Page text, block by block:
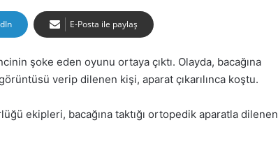
E-Posta ile paylaş
şoke eden oyunu ortaya çıktı. Olayda, bacağına
verip dilenen kişi, aparat çıkarılınca koştu.
ekipleri, bacağına taktığı ortopedik aparatla dilenen